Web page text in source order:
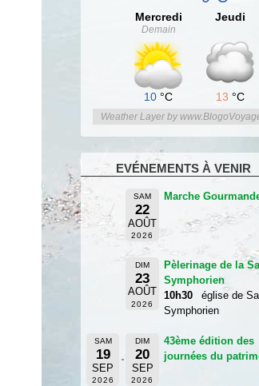
Mercredi
Demain
10 °C
Jeudi
13 °C
Weather Layer by
EVÉNEMENTS À VENIR
SAM
22
AOÛT
2026
Marche
DIM
23
AOÛT
2026
Pèlerinage de la
Symphorien
10h30
église de
Symphorien
SAM
19
SEP
2026
DIM
20
SEP
2026
43ème édition des
journées du